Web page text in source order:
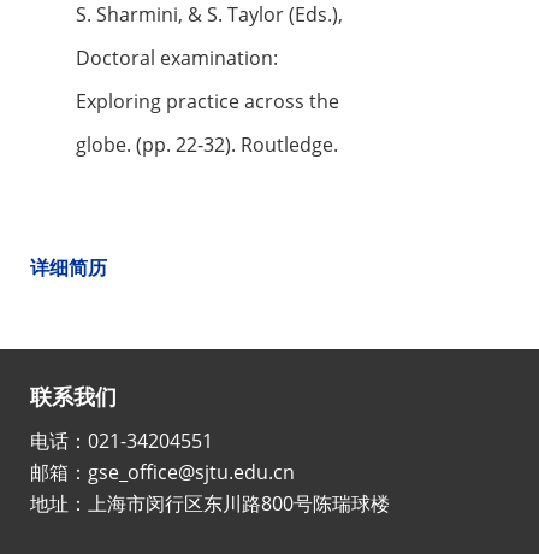
S. Sharmini, & S. Taylor (Eds.),
Doctoral examination:
Exploring practice across the
globe. (pp. 22-32). Routledge.
详细简历
联系我们
电话：021-34204551
邮箱：gse_office@sjtu.edu.cn
地址：上海市闵行区东川路800号陈瑞球楼